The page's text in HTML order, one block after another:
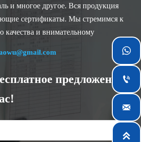
и многое другое. Вся продукция
сертификаты. Мы стремимся к
качества и внимательному
наши опытные сотрудники
ваши требования и обеспечить
в городе Уси, провинция
крупнейшим центром
в отрасли более 14 лет с богатым
предложение



